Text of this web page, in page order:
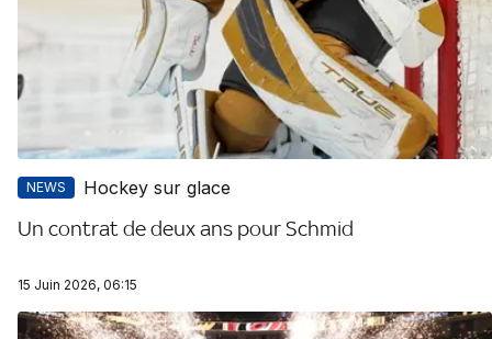
NEWS Hockey sur glace
Un contrat de deux ans pour Schmid
15 Juin 2026, 06:15